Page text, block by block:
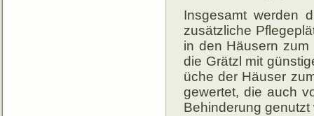
Insgesamt werden
zusätz­liche
in den Häu­sern
die Grätzl mit
üche der Häu­ser
ge­wer­tet, die auch
Be­hin­de­rung